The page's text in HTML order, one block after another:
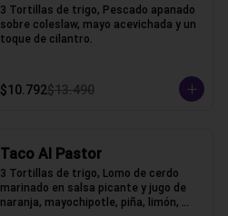
3 Tortillas de trigo, Pescado apanado
sobre coleslaw, mayo acevichada y un
toque de cilantro.
$10.792$13.490
Taco Al Pastor
3 Tortillas de trigo, Lomo de cerdo
marinado en salsa picante y jugo de
naranja, mayochipotle, piña, limón,